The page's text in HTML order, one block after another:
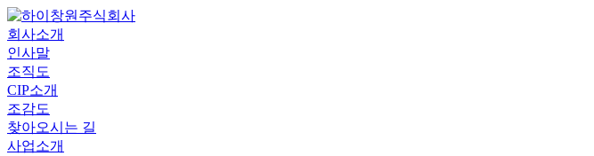
회사소개
인사말
조직도
CIP소개
조감도
찾아오시는 길
사업소개